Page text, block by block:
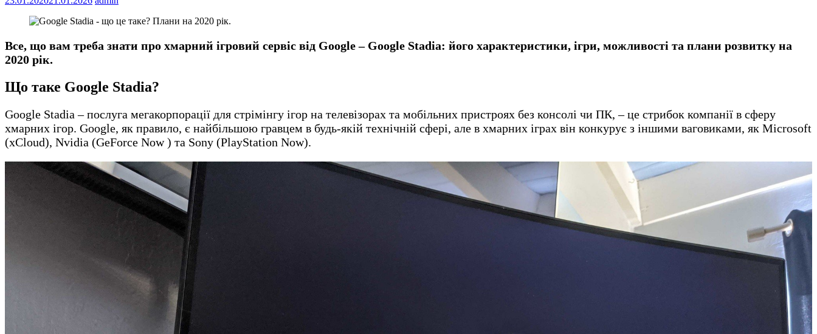
Все, що вам треба знати про хмарний ігровий сервіс від Google – Google Stadia: його характеристики, ігри, можливості та плани розвитку на
2020 рік.
Що таке Google Stadia?
Google Stadia – послуга мегакорпорації для стрімінгу ігор на телевізорах та мобільних пристроях без консолі чи ПК, – це стрибок компанії в сферу
хмарних ігор. Google, як правило, є найбільшою гравцем в будь-якій технічній сфері, але в хмарних іграх він конкурує з іншими ваговиками, як Microsoft
(xCloud), Nvidia (GeForce Now ) та Sony (PlayStation Now).